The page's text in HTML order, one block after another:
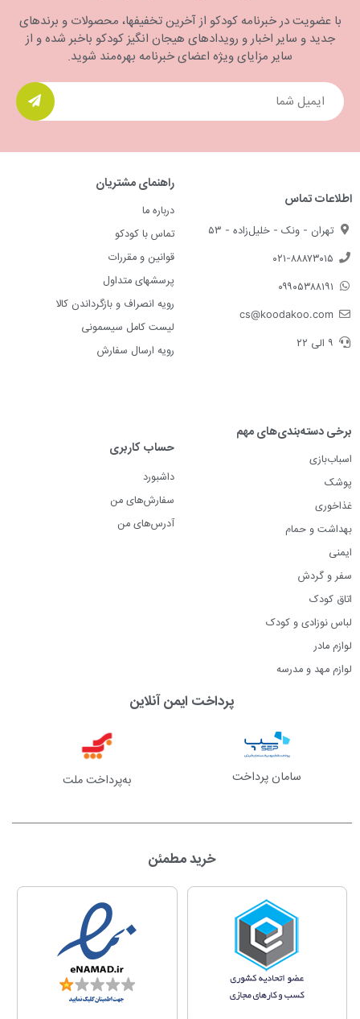
با عضویت در خبرنامه کودکو از آخرین تخفیفها، محصولات و برندهای
جدید و سایر اخبار و رویدادهای هیجان انگیز کودکو باخبر شده و از
سایر مزایای ویژه اعضای خبرنامه بهره‌مند شوید.
اطلاعات تماس
تهران - ونک - خلیل‌زاده - ۵۳
۰۲۱-۸۸۸۷۳۰۱۵
۰۹۹۰۵۳۸۸۱۹۱
cs@koodakoo.com
۹ الی ۲۲
راهنمای مشتریان
درباره ما
تماس با کودکو
قوانین و مقررات
پرسشهای متداول
رویه انصراف و بازگرداندن کالا
لیست کامل سیسمونی
رویه ارسال سفارش
برخی دسته‌بندی‌های مهم
اسباب‌بازی
پوشک
غذاخوری
بهداشت و حمام
ایمنی
سفر و گردش
اتاق کودک
لباس نوزادی و کودک
لوازم مادر
لوازم مهد و مدرسه
حساب کاربری
داشبورد
سفارش‌های من
آدرس‌های من
پرداخت ایمن آنلاین
سامان پرداخت به‌پرداخت ملت
خرید مطمئن